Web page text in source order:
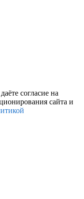
согласие на
сайта и